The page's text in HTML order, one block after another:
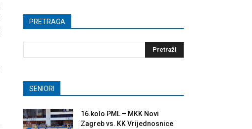
PRETRAGA
SENIORI
16.kolo PML – MKK Novi
Zagreb vs. KK Vrijednosnice